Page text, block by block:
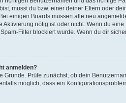
musst du bzw. einer deiner Eltern oder
einigen Boards müssen alle neu
Aktivierung nötig ist oder nicht. Wenn du
Filter blockiert wurde. Wenn du dir
anmelden?
Gründe. Prüfe zunächst, ob dein
möglich, dass ein